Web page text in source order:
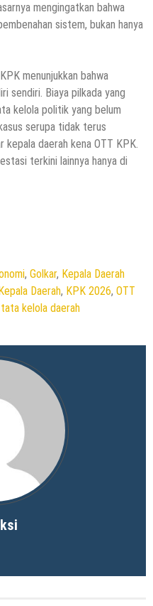
mengingatkan bahwa
sistem, bukan hanya
menunjukkan bahwa
sendiri. Biaya pilkada yang
kelola politik yang belum
serupa tidak terus
kepala daerah kena OTT KPK.
terkini lainnya hanya di
, Golkar, Kepala Daerah
Daerah, KPK 2026, OTT
tata kelola daerah